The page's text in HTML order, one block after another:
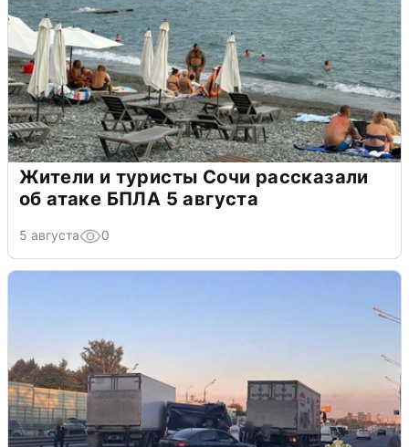
Жители и туристы Сочи рассказали
об атаке БПЛА 5 августа
5 августа 0